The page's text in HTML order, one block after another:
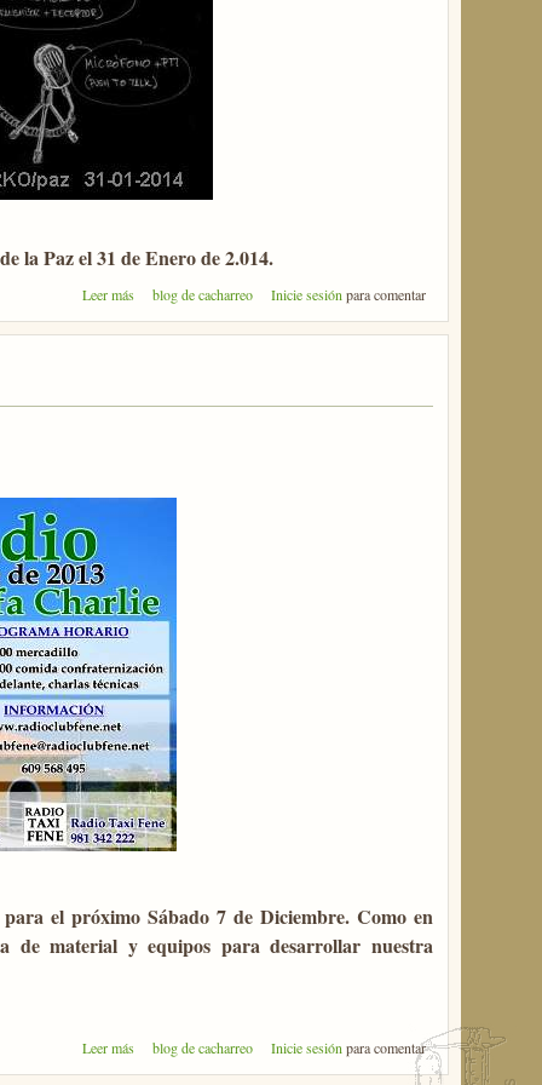
la Paz el 31 de Enero de 2.014.
Leer más sobre EE1RKO/paz
blog de cacharreo Inicie sesión para comentar
el próximo Sábado 7 de Diciembre. Como en
de material y equipos para desarrollar nuestra
Leer más sobre Merca Radio 2013 en Fene
blog de cacharreo Inicie sesiónpara comentar